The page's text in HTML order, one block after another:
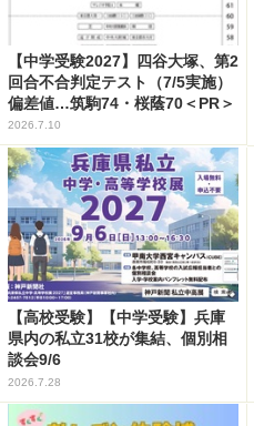
【中学受験2027】四谷大塚、第2
回合不合判定テスト（7/5実施）
偏差値…筑駒74・桜蔭70＜PR＞
2026.7.10
【高校受験】【中学受験】兵庫
県内の私立31校が集結、個別相
談会9/6
2026.7.28